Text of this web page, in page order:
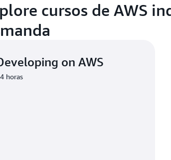
cursos de AWS
on AWS
horas